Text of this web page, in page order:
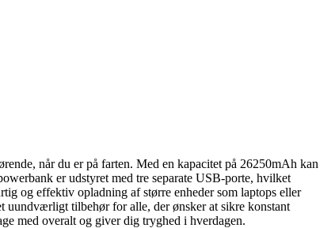
når du er på farten. Med en kapacitet på 26250mAh kan
er udstyret med tre separate USB-porte, hvilket
og effektiv opladning af større enheder som laptops eller
uundværligt tilbehør for alle, der ønsker at sikre konstant
med overalt og giver dig tryghed i hverdagen.